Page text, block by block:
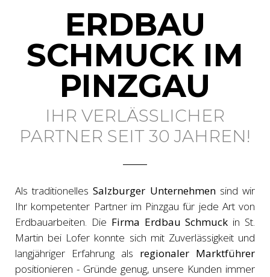
ERDBAU
SCHMUCK IM
PINZGAU
IHR VERLÄSSLICHER
PARTNER SEIT 30 JAHREN!
Als traditionellesSalzburger Unternehmensind wir
Ihr kompetenter Partner im Pinzgau für jede Art von
Erdbauarbeiten. Die Firma Erdbau Schmuck in St.
Martin bei Lofer konnte sich mit Zuverlässigkeit und
langjähriger Erfahrung als regionaler Marktführer
positionieren - Gründe genug, unsere Kunden immer